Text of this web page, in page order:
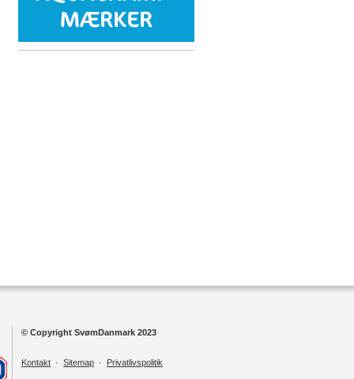
© Copyright SvømDanmark 2023
Kontakt · Sitemap · Privatlivspolitik